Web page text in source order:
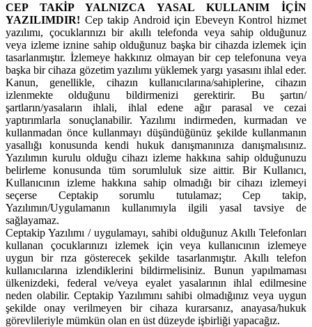
CEP TAKİP YALNIZCA YASAL KULLANIM İÇİN
YAZILIMDIR! Cep takip Android için Ebeveyn Kontrol hizmet
yazılımı, çocuklarınızı bir akıllı telefonda veya sahip olduğunuz
veya izleme iznine sahip olduğunuz başka bir cihazda izlemek için
tasarlanmıştır. İzlemeye hakkınız olmayan bir cep telefonuna veya
başka bir cihaza gözetim yazılımı yüklemek yargı yasasını ihlal eder.
Kanun, genellikle, cihazın kullanıcılarına/sahiplerine, cihazın
izlenmekte olduğunu bildirmenizi gerektirir. Bu şartın/
şartların/yasaların ihlali, ihlal edene ağır parasal ve cezai
yaptırımlarla sonuçlanabilir. Yazılımı indirmeden, kurmadan ve
kullanmadan önce kullanmayı düşündüğünüz şekilde kullanmanın
yasallığı konusunda kendi hukuk danışmanınıza danışmalısınız.
Yazılımın kurulu olduğu cihazı izleme hakkına sahip olduğunuzu
belirleme konusunda tüm sorumluluk size aittir. Bir Kullanıcı,
Kullanıcının izleme hakkına sahip olmadığı bir cihazı izlemeyi
seçerse Ceptakip sorumlu tutulamaz; Cep takip,
Yazılımın/Uygulamanın kullanımıyla ilgili yasal tavsiye de
sağlayamaz.
Ceptakip Yazılımı / uygulamayı, sahibi olduğunuz Akıllı Telefonları
kullanan çocuklarınızı izlemek için veya kullanıcının izlemeye
uygun bir rıza gösterecek şekilde tasarlanmıştır. Akıllı telefon
kullanıcılarına izlendiklerini bildirmelisiniz. Bunun yapılmaması
ülkenizdeki, federal ve/veya eyalet yasalarının ihlal edilmesine
neden olabilir. Ceptakip Yazılımını sahibi olmadığınız veya uygun
şekilde onay verilmeyen bir cihaza kurarsanız, anayasa/hukuk
görevlileriyle mümkün olan en üst düzeyde işbirliği yapacağız.